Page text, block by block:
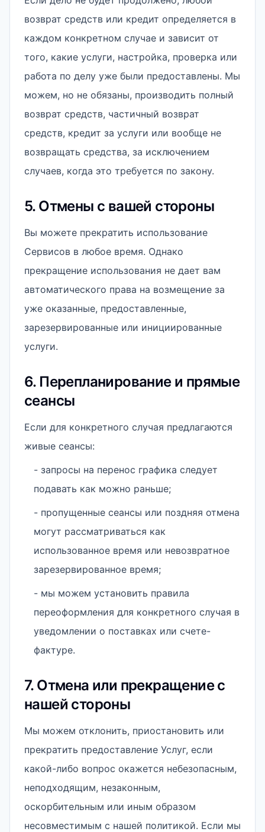
возврат средств или кредит определяется в
каждом конкретном случае и зависит от
того, какие услуги, настройка, проверка или
работа по делу уже были предоставлены. Мы
можем, но не обязаны, производить полный
возврат средств, частичный возврат
средств, кредит за услуги или вообще не
возвращать средства, за исключением
случаев, когда это требуется по закону.
5. Отмены с вашей стороны
Вы можете прекратить использование
Сервисов в любое время. Однако
прекращение использования не дает вам
автоматического права на возмещение за
уже оказанные, предоставленные,
зарезервированные или инициированные
услуги.
6. Перепланирование и прямые
сеансы
Если для конкретного случая предлагаются
живые сеансы:
- запросы на перенос графика следует
подавать как можно раньше;
- пропущенные сеансы или поздняя отмена
могут рассматриваться как
использованное время или невозвратное
зарезервированное время;
- мы можем установить правила
переоформления для конкретного случая в
уведомлении о поставках или счете-
фактуре.
7. Отмена или прекращение с
нашей стороны
Мы можем отклонить, приостановить или
прекратить предоставление Услуг, если
какой-либо вопрос окажется небезопасным,
неподходящим, незаконным,
оскорбительным или иным образом
несовместимым с нашей политикой. Если мы